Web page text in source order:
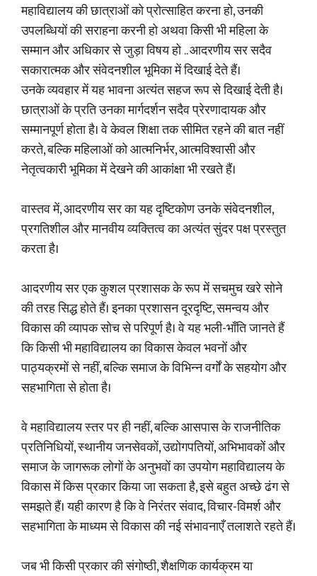
महाविद्यालय की छात्राओं को प्रोत्साहित करना हो, उनकी
उपलब्धियों की सराहना करनी हो अथवा किसी भी महिला के
सम्मान और अधिकार से जुड़ा विषय हो .. आदरणीय सर सदैव
सकारात्मक और संवेदनशील भूमिका में दिखाई देते हैं।
उनके व्यवहार में यह भावना अत्यंत सहज रूप से दिखाई देती है।
छात्राओं के प्रति उनका मार्गदर्शन सदैव प्रेरणादायक और
सम्मानपूर्ण होता है। वे केवल शिक्षा तक सीमित रहने की बात नहीं
करते, बल्कि महिलाओं को आत्मनिर्भर, आत्मविश्वासी और
नेतृत्वकारी भूमिका में देखने की आकांक्षा भी रखते हैं।
वास्तव में, आदरणीय सर का यह दृष्टिकोण उनके संवेदनशील,
प्रगतिशील और मानवीय व्यक्तित्व का अत्यंत सुंदर पक्ष प्रस्तुत
करता है।
आदरणीय सर एक कुशल प्रशासक के रूप में सचमुच खरे सोने
की तरह सिद्ध होते हैं। इनका प्रशासन दूरदृष्टि, समन्वय और
विकास की व्यापक सोच से परिपूर्ण है। वे यह भली-भाँति जानते हैं
कि किसी भी महाविद्यालय का विकास केवल भवनों और
पाठ्यक्रमों से नहीं, बल्कि समाज के विभिन्न वर्गों के सहयोग और
सहभागिता से होता है।
वे महाविद्यालय स्तर पर ही नहीं, बल्कि आसपास के राजनीतिक
प्रतिनिधियों, स्थानीय जनसेवकों, उद्योगपतियों, अभिभावकों और
समाज के जागरूक लोगों के अनुभवों का उपयोग महाविद्यालय के
विकास में किस प्रकार किया जा सकता है, इसे बहुत अच्छे ढंग से
समझते हैं। यही कारण है कि वे निरंतर संवाद, विचार-विमर्श और
सहभागिता के माध्यम से विकास की नई संभावनाएँ तलाशते रहते हैं।
जब भी किसी प्रकार की संगोष्ठी, शैक्षणिक कार्यक्रम या